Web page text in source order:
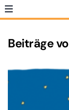
Beiträge